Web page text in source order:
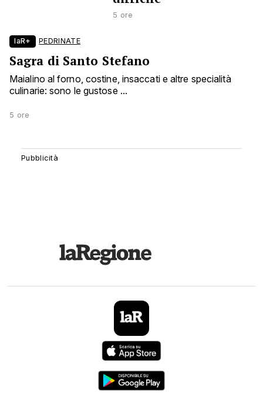
5 ore
laR+ PEDRINATE
Sagra di Santo Stefano
Maialino al forno, costine, insaccati e altre specialità
culinarie: sono le gustose ...
5 ore